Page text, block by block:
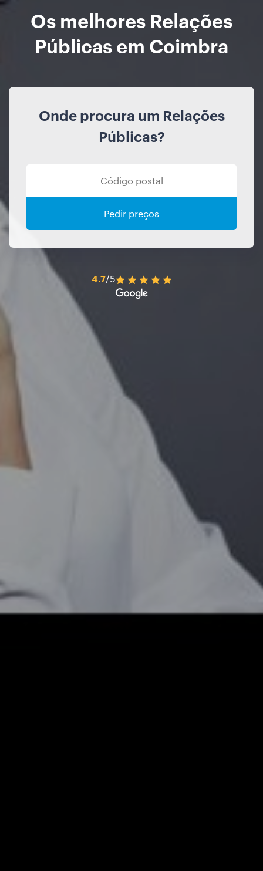
Os melhores Relações
Públicas em Coimbra
Onde procura um Relações
Públicas?
Pedir preços
4.7/5